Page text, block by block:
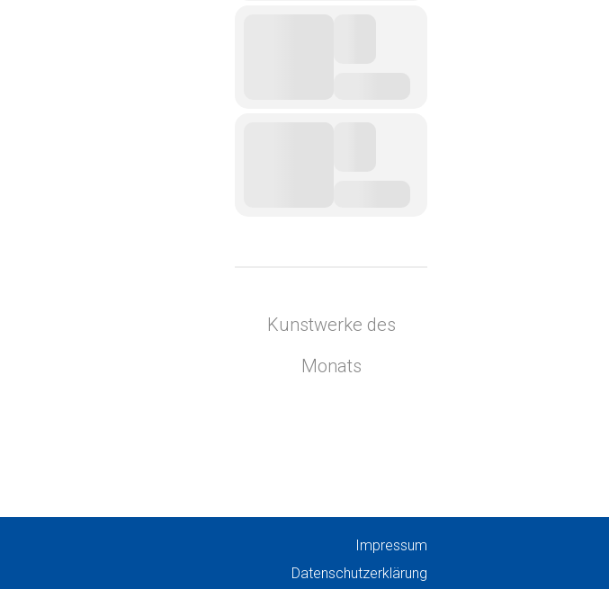
Kunstwerke des
Monats
Impressum
Datenschutzerklärung